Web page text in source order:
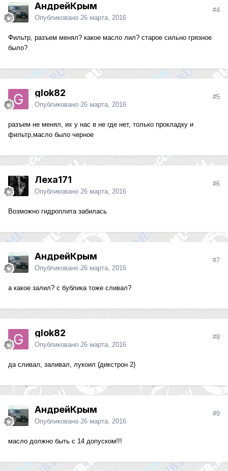
АндрейКрым
Опубликовано 26 марта, 2016
#4
Фильтр, разъем менял? какое масло лил? старое сильно грязное
было?
glok82
Опубликовано 26 марта, 2016
#5
разъем не менял, их у нас в не где нет, только прокладку и
фильтр,масло было черное
Леха171
Опубликовано 26 марта, 2016
#6
Возможно гидроплита забилась
АндрейКрым
Опубликовано 26 марта, 2016
#7
а какое залил? с бублика тоже сливал?
glok82
Опубликовано 26 марта, 2016
#8
да сливал, заливал, лукоил (дикстрон 2)
АндрейКрым
Опубликовано 26 марта, 2016
#9
масло должно быть с 14 допуском!!!